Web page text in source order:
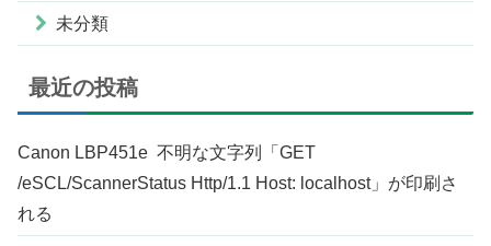
未分類
最近の投稿
Canon LBP451e 不明な文字列「GET
/eSCL/ScannerStatus Http/1.1 Host: localhost」が印刷さ
れる